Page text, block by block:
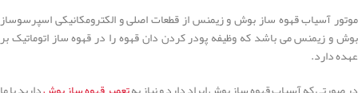
موتور آسیاب قهوه ساز بوش و زیمنس از قطعات اصلی و الکترومکانیکی اسپرسوساز
بوش و زیمنس می باشد که وظیفه پودر کردن دان قهوه را در قهوه ساز اتوماتیک بر
عهده دارد.